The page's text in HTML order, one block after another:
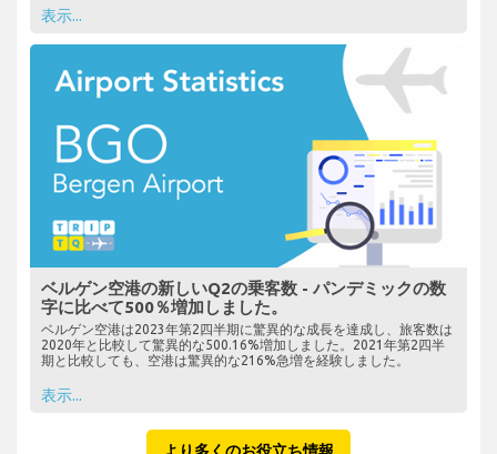
表示...
ベルゲン空港の新しいQ2の乗客数 - パンデミックの数
字に比べて500％増加しました。
ベルゲン空港は2023年第2四半期に驚異的な成長を達成し、旅客数は
2020年と比較して驚異的な500.16%増加しました。2021年第2四半
期と比較しても、空港は驚異的な216%急増を経験しました。
表示...